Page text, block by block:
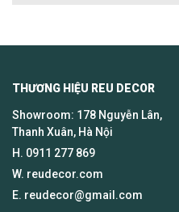
THƯƠNG HIỆU REU
Showroom: 178 Nguyễn Lân,
Thanh Xuân, Hà Nội
H. 0911 277 869
W. reudecor.com
E. reudecor@gmail.com